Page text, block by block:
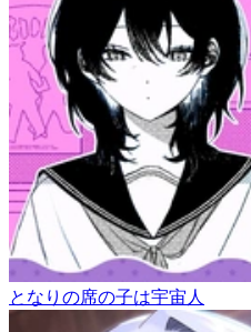
となりの席の子は宇宙人